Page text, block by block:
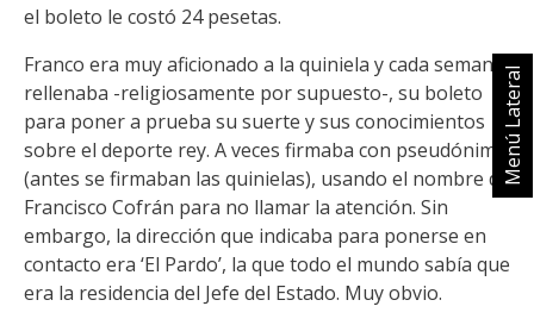
Menú Lateral
el boleto le costó 24 pesetas.
Franco era muy aficionado a la quiniela y cada semana
rellenaba -religiosamente por supuesto-, su boleto
para poner a prueba su suerte y sus conocimientos
sobre el deporte rey. A veces firmaba con pseudónimo
(antes se firmaban las quinielas), usando el nombre de
Francisco Cofrán para no llamar la atención. Sin
embargo, la dirección que indicaba para ponerse en
contacto era ‘El Pardo’, la que todo el mundo sabía que
era la residencia del Jefe del Estado. Muy obvio.